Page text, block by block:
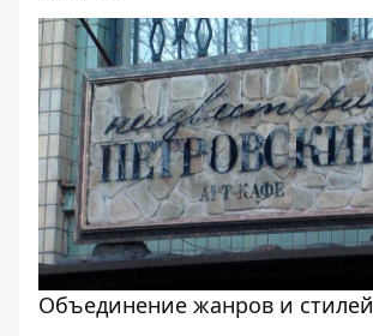
Объединение жанров и стилей